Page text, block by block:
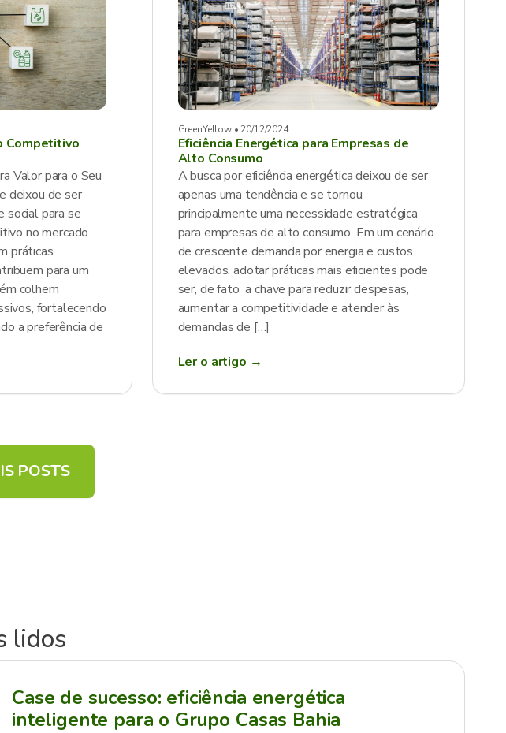
Competitivo
Valor para o Seu
deixou de ser
social para se
no mercado
práticas
para um
colhem
fortalecendo
a preferência de
GreenYellow • 20/12/2024
Eficiência Energética para Empresas de
Alto Consumo
A busca por eficiência energética deixou de ser
apenas uma tendência e se tornou
principalmente uma necessidade estratégica
para empresas de alto consumo. Em um cenário
de crescente demanda por energia e custos
elevados, adotar práticas mais eficientes pode
ser, de fato a chave para reduzir despesas,
aumentar a competitividade e atender às
demandas de […]
Ler o artigo →
POSTS
lidos
Case de sucesso: eficiência energética
inteligente para o Grupo Casas Bahia